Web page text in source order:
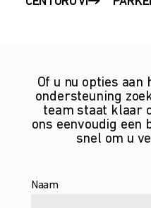
Of u nu opties
ondersteuning
team staat klaar
ons eenvoudig een
snel om u
Naam